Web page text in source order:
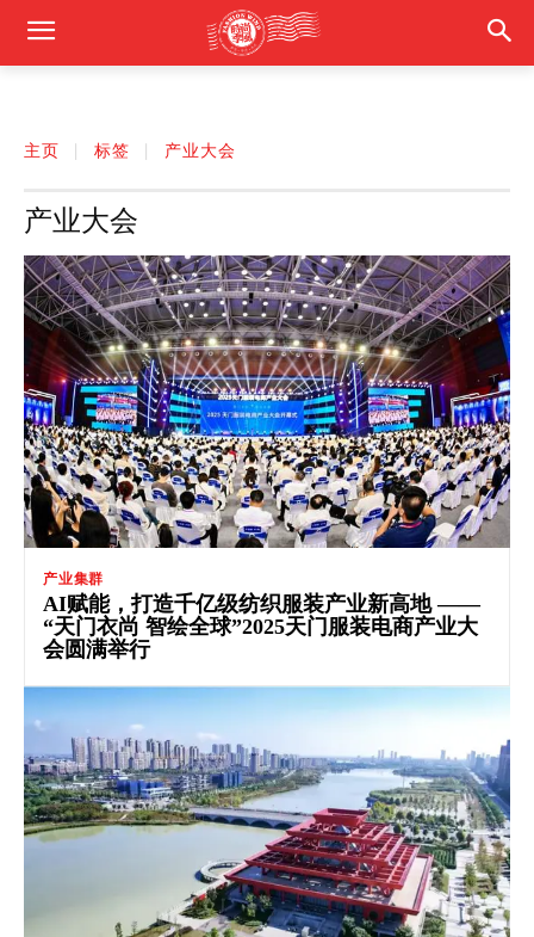
主页 标签 产业大会
产业大会
产业集群
AI赋能，打造千亿级纺织服装产业新高地 ——
“天门衣尚 智绘全球”2025天门服装电商产业大
会圆满举行